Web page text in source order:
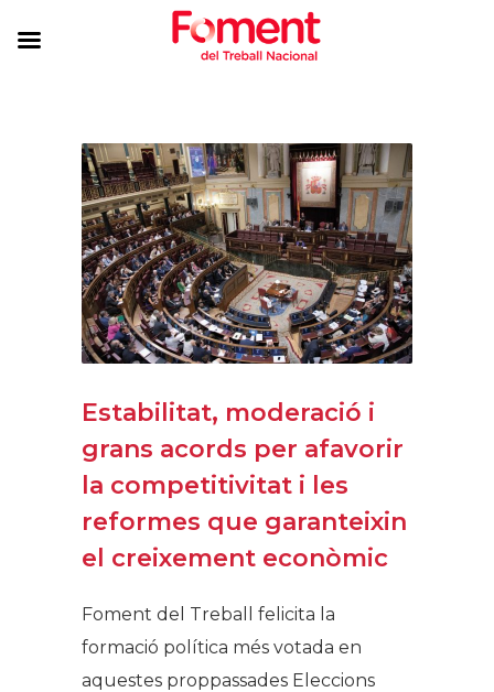
Estabilitat, moderació i
grans acords per afavorir
la competitivitat i les
reformes que garanteixin
el creixement econòmic
Foment del Treball felicita la
formació política més votada en
aquestes proppassades Eleccions